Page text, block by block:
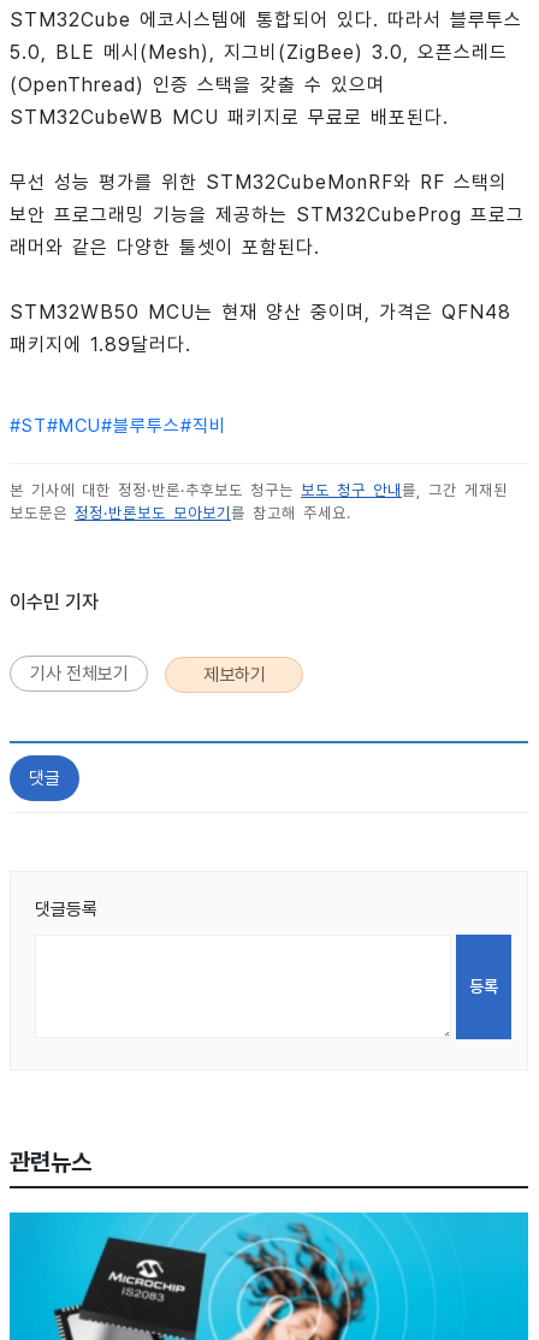
STM32Cube 에코시스템에 통합되어 있다. 따라서 블루투스
5.0, BLE 메시(Mesh), 지그비(ZigBee) 3.0, 오픈스레드
(OpenThread) 인증 스택을 갖출 수 있으며
STM32CubeWB MCU 패키지로 무료로 배포된다.
무선 성능 평가를 위한 STM32CubeMonRF와 RF 스택의
보안 프로그래밍 기능을 제공하는 STM32CubeProg 프로그
래머와 같은 다양한 툴셋이 포함된다.
STM32WB50 MCU는 현재 양산 중이며, 가격은 QFN48
패키지에 1.89달러다.
#ST#MCU#블루투스#직비
본 기사에 대한 정정·반론·추후보도 청구는 보도 청구 안내를, 그간 게재된
보도문은 정정·반론보도 모아보기를 참고해 주세요.
이수민 기자
기사 전체보기 제보하기
댓글
댓글등록
관련뉴스